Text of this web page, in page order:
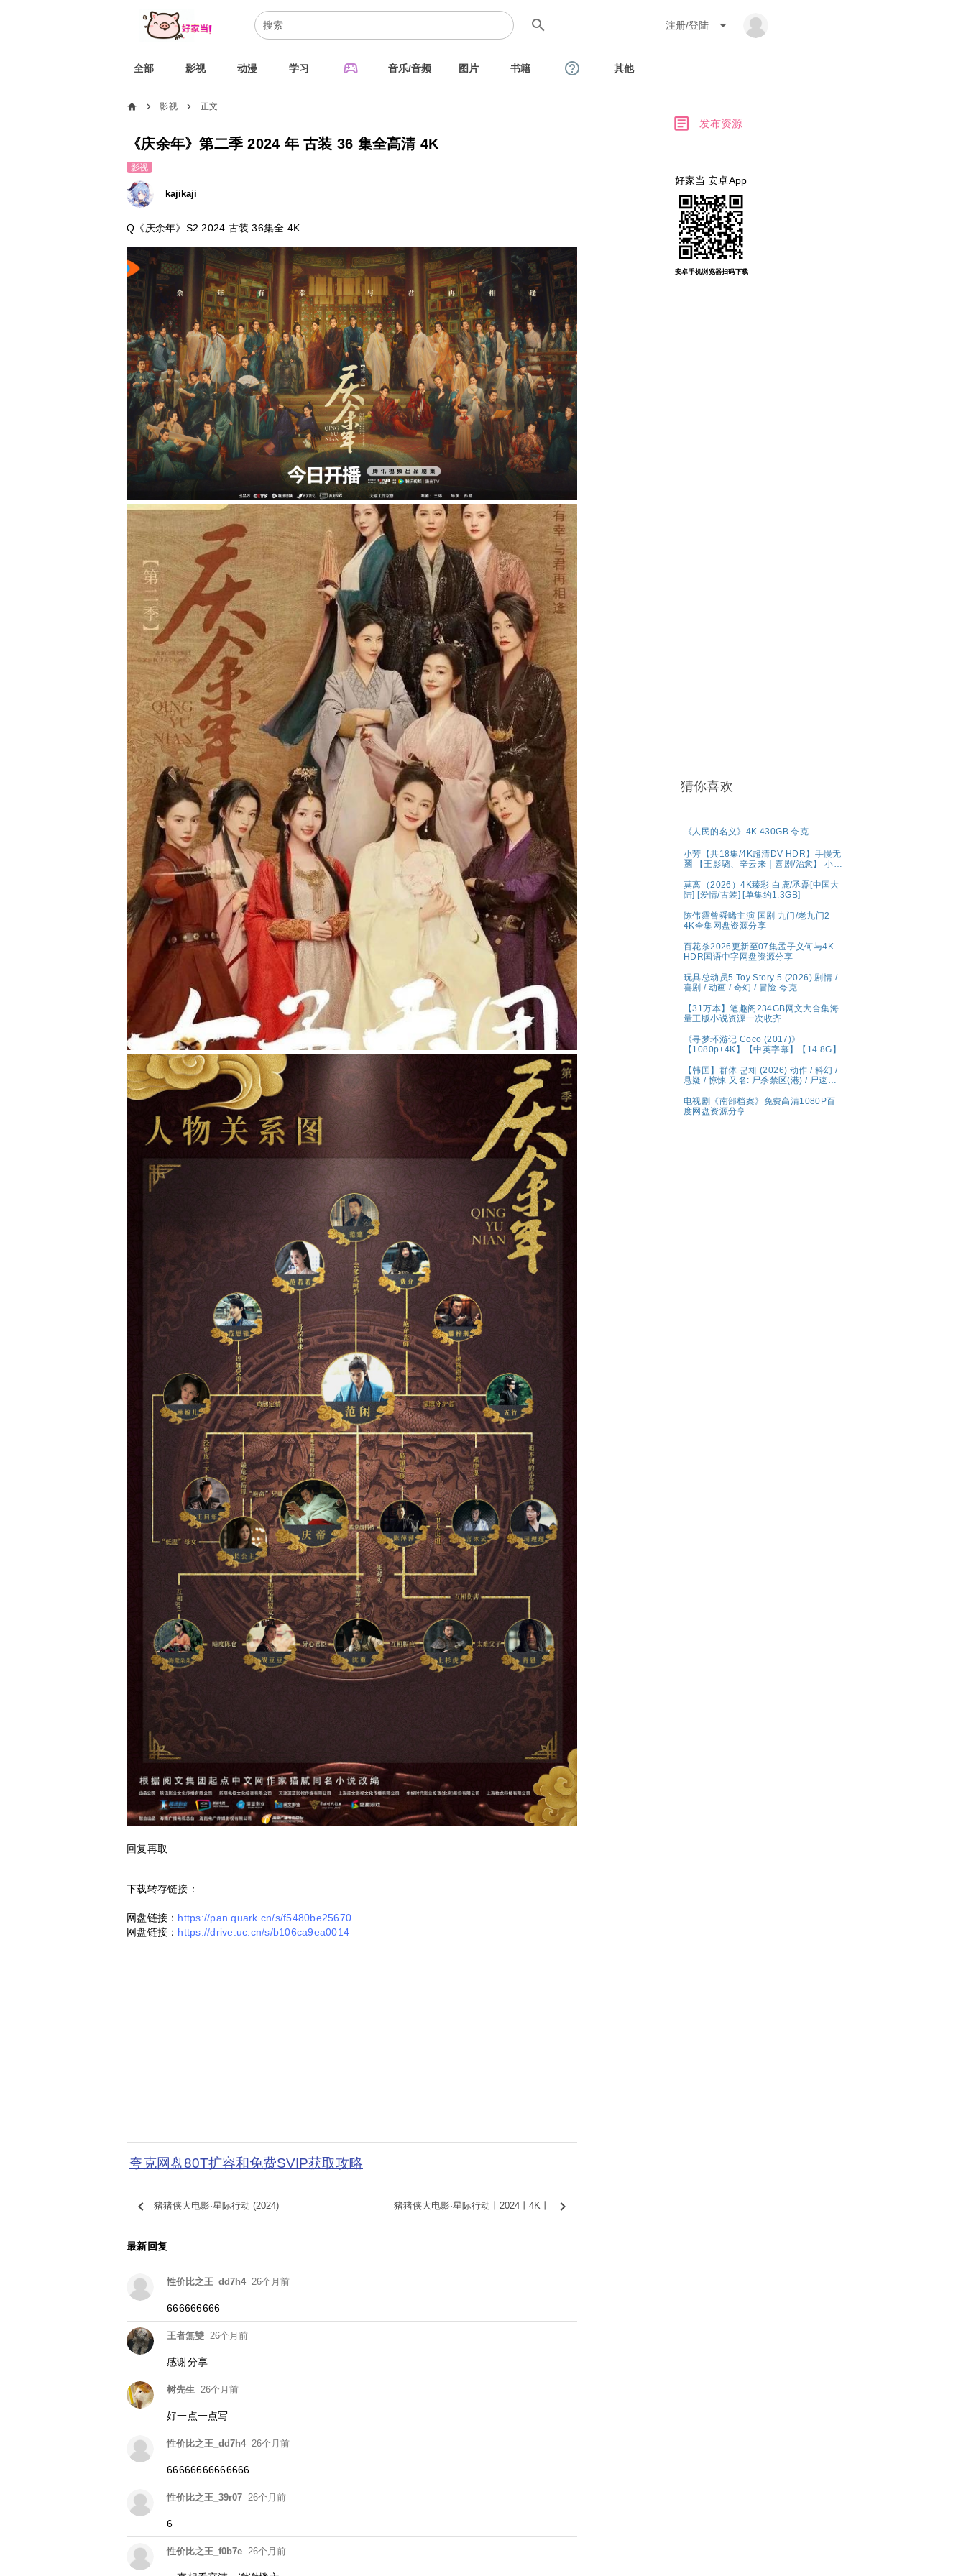
search 注册/登陆 arrow_drop_down
全部 影视 动漫 学习 sports_esports 音乐/音频 图片 书籍 help_outline 其他
home chevron_right 影视 chevron_right 正文
《庆余年》第二季 2024 年 古装 36 集全高清 4K
影视
kajikaji
Q《庆余年》S2 2024 古装 36集全 4K
回复再取
下载转存链接：
网盘链接： https://pan.quark.cn/s/f5480be25670
网盘链接： https://drive.uc.cn/s/b106ca9ea0014
夸克网盘80T扩容和免费SVIP获取攻略
keyboard_arrow_left 猪猪侠大电影·星际行动 (2024) 猪猪侠大电影·星际行动丨2024丨4K丨 keyboard_arrow_right
最新回复
性价比之王_dd7h4 26个月前
666666666
王者無雙 26个月前
感谢分享
树先生 26个月前
好一点一点写
性价比之王_dd7h4 26个月前
66666666666666
性价比之王_39r07 26个月前
6
性价比之王_f0b7e 26个月前
article 发布资源
好家当 安卓App
安卓手机浏览器扫码下载
猜你喜欢
《人民的名义》4K 430GB 夸克
小芳【共18集/4K超清DV HDR】手慢无
🈲 【王影璐、辛云来｜喜剧/治愈】 小芳
🥳 带球相亲，啼笑皆非😂 生而自由，活
出潇洒💫 婚姻不是人生的必选项，幸福
莫离（2026）4K臻彩 白鹿/丞磊[中国大
陆] [爱情/古装] [单集约1.3GB]
陈伟霆曾舜晞主演 国剧 九门/老九门2
4K全集网盘资源分享
百花杀2026更新至07集孟子义何与4K
HDR国语中字网盘资源分享
玩具总动员5 Toy Story 5 (2026) 剧情 /
喜剧 / 动画 / 奇幻 / 冒险 夸克
【31万本】笔趣阁234GB网文大合集海
量正版小说资源一次收齐
《寻梦环游记 Coco (2017)》
【1080p+4K】【中英字幕】【14.8G】
【韩国】群体 군체 (2026) 动作 / 科幻 /
悬疑 / 惊悚 又名: 尸杀禁区(港) / 尸速禁
而被封锁的建筑内，孤立无援的幸存者
们对抗以无法预测形态进化的感染者的
电视剧《南部档案》免费高清1080P百
度网盘资源分享